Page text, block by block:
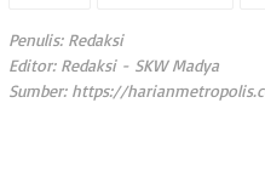
Penulis: Redaksi
Editor: Redaksi - SKW Madya
Sumber: https://